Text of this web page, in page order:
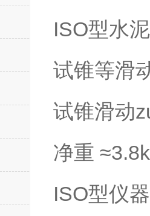
ISO型水
试锥等滑
试锥滑动
净重
ISO型仪